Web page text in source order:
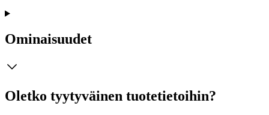
Ominaisuudet
Oletko tyytyväinen tuotetietoihin?